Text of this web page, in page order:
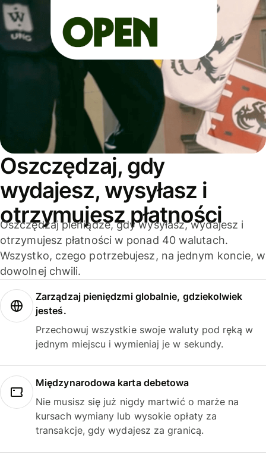
Oszczędzaj, gdy
wydajesz, wysyłasz i
otrzymujesz płatności
Oszczędzaj pieniądze, gdy wysyłasz, wydajesz i
otrzymujesz płatności w ponad 40 walutach.
Wszystko, czego potrzebujesz, na jednym koncie, w
dowolnej chwili.
Zarządzaj pieniędzmi globalnie, gdziekolwiek
jesteś.
Przechowuj wszystkie swoje waluty pod ręką w
jednym miejscu i wymieniaj je w sekundy.
Międzynarodowa karta debetowa
Nie musisz się już nigdy martwić o marże na
kursach wymiany lub wysokie opłaty za
transakcje, gdy wydajesz za granicą.